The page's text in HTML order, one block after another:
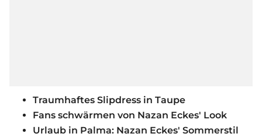
Traumhaftes Slipdress in Taupe
Fans schwärmen von Nazan Eckes' Look
Urlaub in Palma: Nazan Eckes' Sommerstil